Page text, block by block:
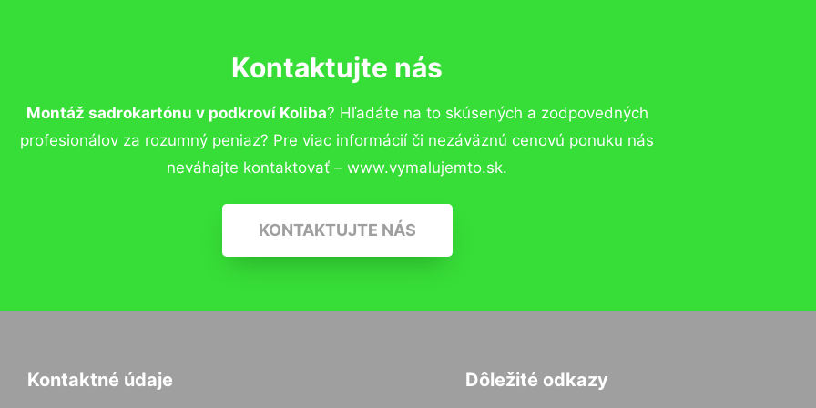
Kontaktujte nás
Montáž sadrokartónu v podkroví Koliba? Hľadáte na to skúsených a zodpovedných
profesionálov za rozumný peniaz? Pre viac informácií či nezáväznú cenovú ponuku nás
neváhajte kontaktovať – www.vymalujemto.sk.
KONTAKTUJTE NÁS
Kontaktné údaje Dôležité odkazy